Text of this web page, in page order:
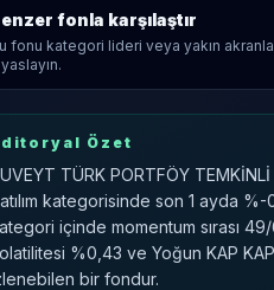
fonla karşılaştır
fonu kategori lideri veya yakın
Özet
TÜRK PORTFÖY TEMKİNLİ
kategorisinde son 1 ayda %-
içinde momentum sırası 49/
%0,43 ve Yoğun KAP
bir fondur.